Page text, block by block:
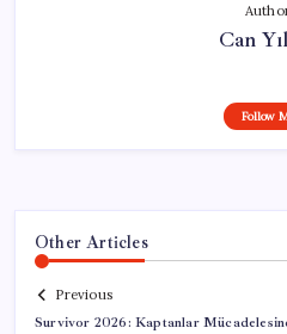
Can
Follow
Other Articles
Previous
Survivor 2026: Kaptanlar